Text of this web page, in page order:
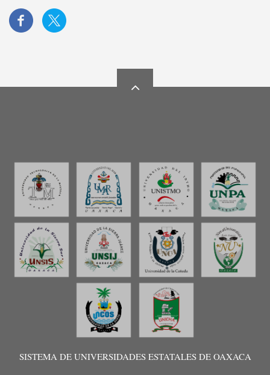
SISTEMA DE UNIVERSIDADES ESTATALES DE OAXACA